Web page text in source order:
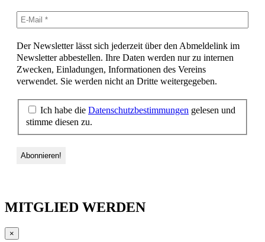
Der Newsletter lässt sich jederzeit über den Abmeldelink im
Newsletter abbestellen. Ihre Daten werden nur zu internen
Zwecken, Einladungen, Informationen des Vereins
verwendet. Sie werden nicht an Dritte weitergegeben.
Ich habe die Datenschutzbestimmungen gelesen und
stimme diesen zu.
MITGLIED WERDEN
×